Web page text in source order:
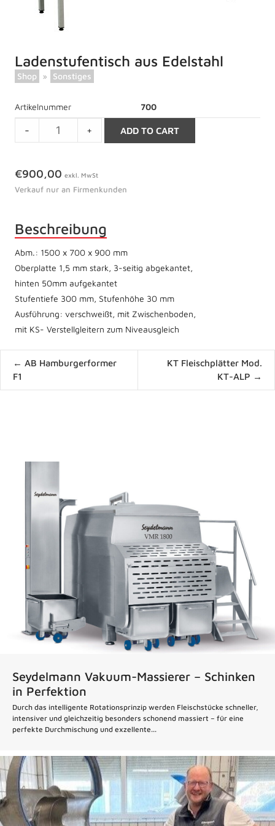
Ladenstufentisch aus Edelstahl
Shop » Sonstiges
Artikelnummer 700
Ladenstufentisch
aus
quantity
- + ADD TO CART
€900,00 exkl. MwSt
Verkauf nur an Firmenkunden
Beschreibung
Abm.: 1500 x 700 x 900 mm
Oberplatte 1,5 mm stark, 3-seitig abgekantet,
hinten 50mm aufgekantet
Stufentiefe 300 mm, Stufenhöhe 30 mm
Ausführung: verschweißt, mit Zwischenboden,
mit KS- Verstellgleitern zum Niveausgleich
Posts
navigation
← AB Hamburgerformer
F1
KT Fleischplätter Mod.
KT-ALP →
Seydelmann Vakuum-Massierer – Schinken
in Perfektion
Durch das intelligente Rotationsprinzip werden Fleischstücke schneller,
intensiver und gleichzeitig besonders schonend massiert – für eine
perfekte Durchmischung und exzellente...